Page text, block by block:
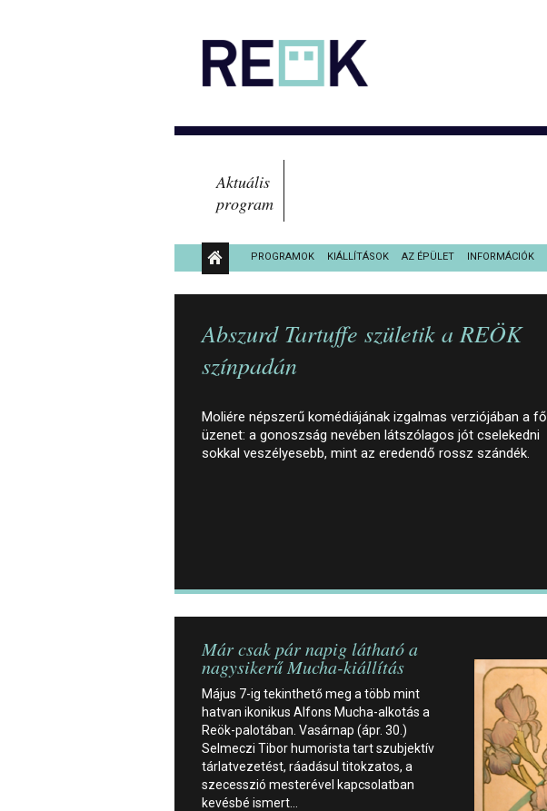
Aktuális
program
PROGRAMOK KIÁLLÍTÁSOK AZ ÉPÜLET INFORMÁCIÓK
KÖZÉRDEKŰ ADATOK
Abszurd Tartuffe születik a REÖK
színpadán
Moliére népszerű komédiájának izgalmas verziójában a fő
üzenet: a gonoszság nevében látszólagos jót cselekedni
sokkal veszélyesebb, mint az eredendő rossz szándék.
Már csak pár napig látható a
nagysikerű Mucha-kiállítás
Május 7-ig tekinthető meg a több mint
hatvan ikonikus Alfons Mucha-alkotás a
Reök-palotában. Vasárnap (ápr. 30.)
Selmeczi Tibor humorista tart szubjektív
tárlatvezetést, ráadásul titokzatos, a
szecesszió mesterével kapcsolatban
kevésbé ismert…